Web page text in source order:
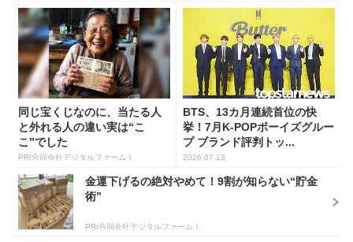
同じ宝くじなのに、当たる人
と外れる人の違い実は“こ
こ”でした
PR(合同会社デジタルファーム )
BTS、13カ月連続首位の快
挙！7月K-POPボーイズグルー
プ ブランド評判トッ...
2026.07.13
金運下げるの絶対やめて！9割が知らない“貯金
術”
PR(合同会社デジタルファーム )